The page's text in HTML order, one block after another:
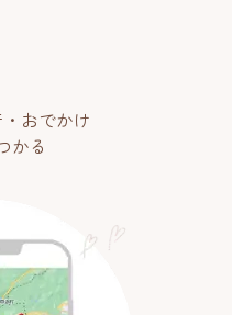
おでかけ
かる